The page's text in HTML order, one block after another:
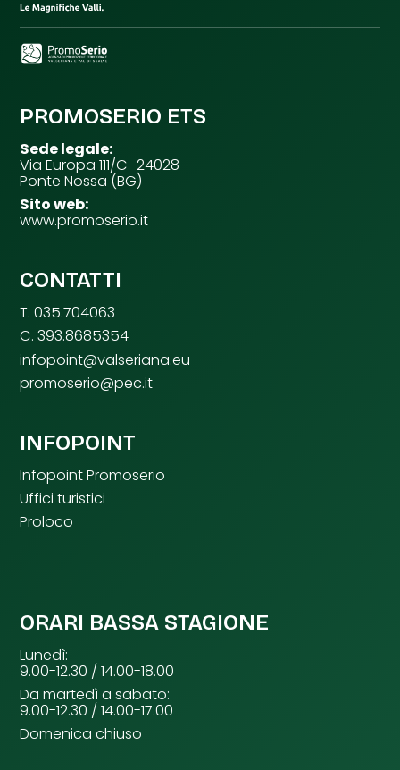
PROMOSERIO ETS
Sede legale:
Via Europa 111/C 24028
Ponte Nossa (BG)
Sito web:
www.promoserio.it
CONTATTI
T. 035.704063
C. 393.8685354
infopoint@valseriana.eu
promoserio@pec.it
INFOPOINT
Infopoint Promoserio
Uffici turistici
Proloco
ORARI BASSA STAGIONE
Lunedì:
9.00-12.30 / 14.00-18.00
Da martedì a sabato:
9.00-12.30 / 14.00-17.00
Domenica chiuso